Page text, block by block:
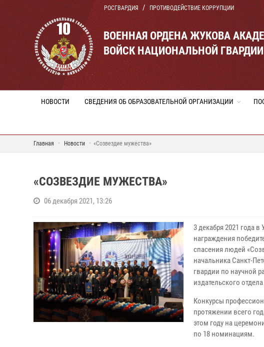
РОСГВАРДИЯ ПРОТИВОДЕЙСТВИЕ КОРРУПЦИИ
ВОЕННАЯ ОРДЕНА ЖУКОВА
ВОЙСК НАЦИОНАЛЬНОЙ
НОВОСТИ СВЕДЕНИЯ ОБ ОБРАЗОВАТЕЛЬНОЙ ОРГАНИЗАЦИИ
Главная Новости «Созвездие мужества»
«СОЗВЕЗДИЕ МУЖЕСТВА»
06 декабря 2021, 13:26
3 декабря 2021 года
награждения
спасения людей
начальника Санкт-
гвардии по научной
издательского
Конкурсы
протяжении всего
этом году на
по 18 номинациям.